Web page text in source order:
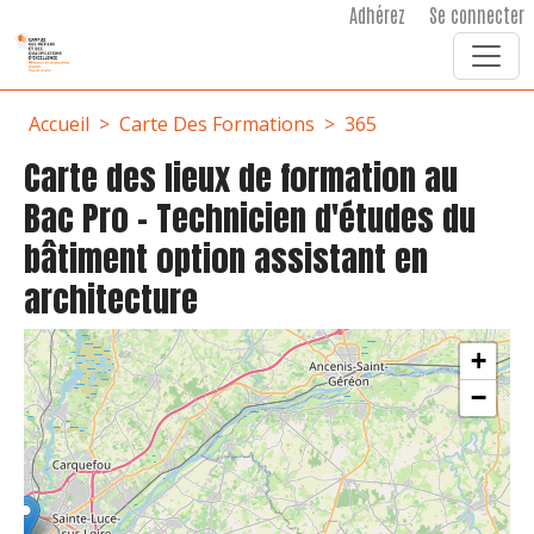
Adhérez Se connecter
Fil d'Ariane
Accueil Carte Des Formations 365
Carte des lieux de formation au
Bac Pro - Technicien d'études du
bâtiment option assistant en
architecture
+
−